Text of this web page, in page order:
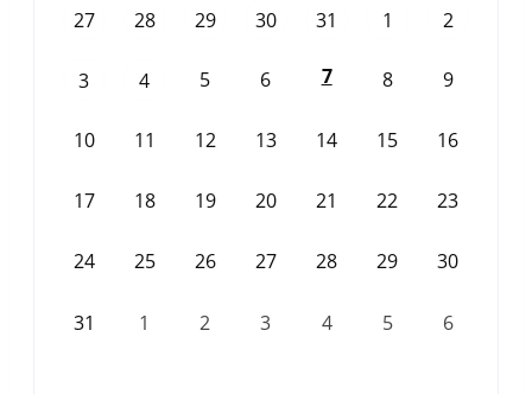
27 28 29 30 31 1 2
3 4 5 6 7 8 9
10 11 12 13 14 15 16
17 18 19 20 21 22 23
24 25 26 27 28 29 30
31 1 2 3 4 5 6